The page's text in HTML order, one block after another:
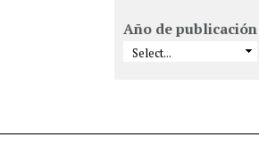
Año de publicación